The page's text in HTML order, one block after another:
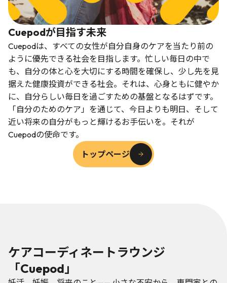
Cuepodが目指す未来
Cuepodは、すべての女性が自分自身のケアを当たり前の
ように優先できる社会を目指します。忙しい毎日の中で
も、自分の体と心を大切にする時間を確保し、少し先を見
据えた健康投資ができる社会。それは、心身ともに健やか
に、自分らしい毎日を過ごすための基盤となるはずです。
「自分のためのケア」を通じて、今日よりも明日、そして
近い将来の自分がもっと輝けるお手伝いを。それが
Cuepodの使命です。
トップページ
ケアコーディネートラウンジ
「Cuepod」